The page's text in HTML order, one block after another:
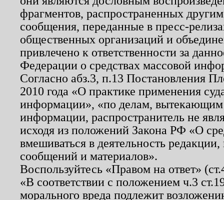
фрагментов, распространенных
сообщения, переданные в пресс-
общественных организаций и
привлечено к ответственности за
Федерации о средствах массовой
Согласно абз.3, п.13 Постановления
2010 года «О практике применения
информации», «по делам, вытекающим
информации, распространитель не
исходя из положений Закона РФ «О
вмешиваться в деятельность
сообщений и материалов».
Воспользуйтесь «Правом на ответ»
«В соответствии с положением ч.3
морального вреда подлежит